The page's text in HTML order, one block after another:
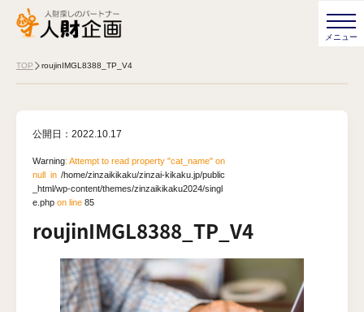
TOP roujinIMGL8388_TP_V4
公開日： 2022.10.17
Warning: Attempt to read property "cat_name" on
null in/home/zinzaikikaku/zinzai-kikaku.jp/public
_html/wp-content/themes/zinzaikikaku2024/singl
e.php on line 85
roujinIMGL8388_TP_V4